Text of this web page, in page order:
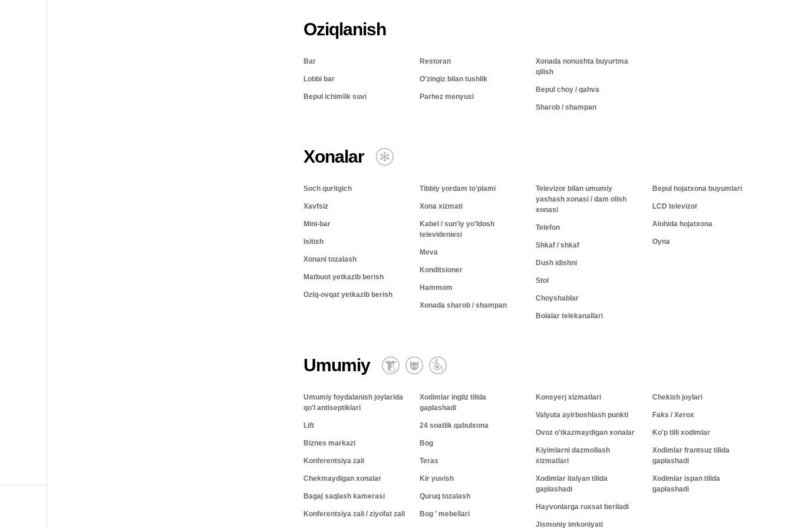
Oziqlanish
Bar
Lobbi bar
Bepul ichimlik suvi
Restoran
O'zingiz bilan tushlik
Parhez menyusi
Xonada nonushta buyurtma
qilish
Bepul choy / qahva
Sharob / shampan
Xonalar
Soch quritgich
Xavfsiz
Mini-bar
Isitish
Xonani tozalash
Matbuot yetkazib berish
Oziq-ovqat yetkazib berish
Tibbiy yordam to'plami
Xona xizmati
Kabel / sun'iy yo'ldosh
televideniesi
Meva
Konditsioner
Hammom
Xonada sharob / shampan
Televizor bilan umumiy
yashash xonasi / dam olish
xonasi
Telefon
Shkaf / shkaf
Dush idishni
Stol
Choyshablar
Bolalar telekanallari
Bepul hojatxona buyumlari
LCD televizor
Alohida hojatxona
Oyna
Umumiy
Umumiy foydalanish joylarida
qo'l antiseptiklari
Lift
Biznes markazi
Konferentsiya zali
Chekmaydigan xonalar
Bagaj saqlash kamerasi
Konferentsiya zali / ziyofat zali
Xodimlar ingliz tilida
gaplashadi
24 soatlik qabulxona
Bog
Teras
Kir yuvish
Quruq tozalash
Bog ' mebellari
Konsyerj xizmatlari
Valyuta ayirboshlash punkti
Ovoz o'tkazmaydigan xonalar
Kiyimlarni dazmollash
xizmatlari
Xodimlar italyan tilida
gaplashadi
Hayvonlarga ruxsat beriladi
Jismoniy imkoniyati
Chekish joylari
Faks / Xerox
Ko'p tilli xodimlar
Xodimlar frantsuz tilida
gaplashadi
Xodimlar ispan tilida
gaplashadi